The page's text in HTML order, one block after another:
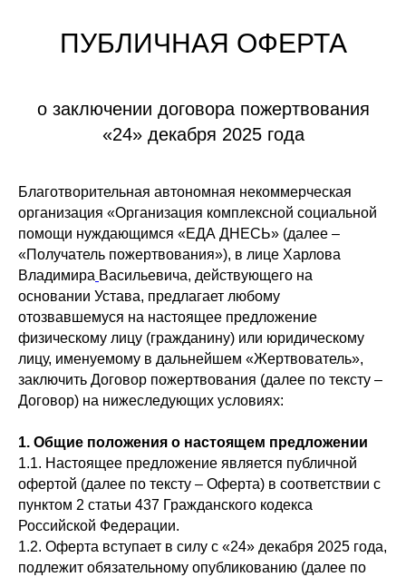
ПУБЛИЧНАЯ ОФЕРТА
о заключении договора пожертвования
«24» декабря 2025 года
Благотворительная автономная некоммерческая
организация «Организация комплексной социальной
помощи нуждающимся «ЕДА ДНЕСЬ» (далее –
«Получатель пожертвования»), в лице Харлова
Владимира Васильевича, действующего на
основании Устава, предлагает любому
отозвавшемуся на настоящее предложение
физическому лицу (гражданину) или юридическому
лицу, именуемому в дальнейшем «Жертвователь»,
заключить Договор пожертвования (далее по тексту –
Договор) на нижеследующих условиях:
1. Общие положения о настоящем предложении
1.1. Настоящее предложение является публичной
офертой (далее по тексту – Оферта) в соответствии с
пунктом 2 статьи 437 Гражданского кодекса
Российской Федерации.
1.2. Оферта вступает в силу с «24» декабря 2025 года,
подлежит обязательному опубликованию (далее по